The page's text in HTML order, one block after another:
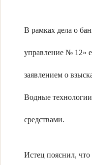
В рамках дела о
управление № 12»
заявлением о
Водные
средствами.
Истец пояснил,